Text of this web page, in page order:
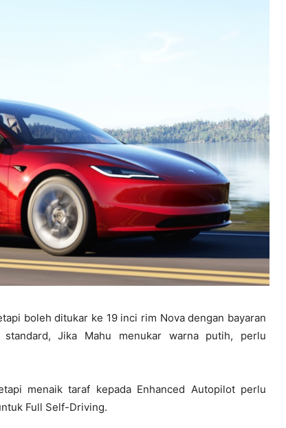
boleh ditukar ke 19 inci rim Nova dengan bayaran
standard, Jika Mahu menukar warna putih, perlu
menaik taraf kepada Enhanced Autopilot perlu
Full Self-Driving.